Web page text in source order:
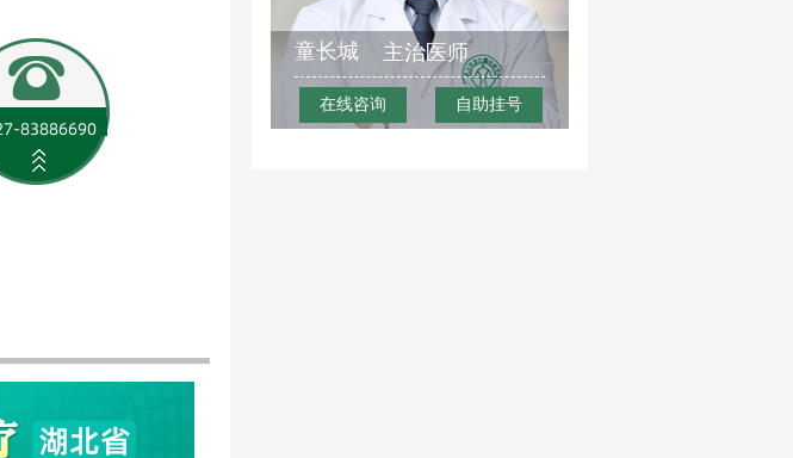
童长城 主治医师
在线咨询 自助挂号